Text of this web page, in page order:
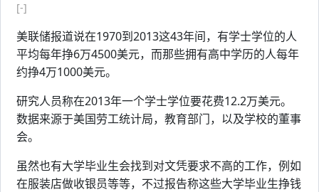
[-]
美联储报道说在1970到2013这43年间，有学士学位的人
平均每年挣6万4500美元，而那些拥有高中学历的人每年
约挣4万1000美元。
研究人员称在2013年一个学士学位要花费12.2万美元。
数据来源于美国劳工统计局，教育部门，以及学校的董事
会。
虽然也有大学毕业生会找到对文凭要求不高的工作，例如
在服装店做收银员等等，不过报告称这些大学毕业生挣钱